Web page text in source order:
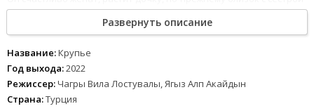
и даже помогает родителям, которых не видел долгие годы.
Развернуть описание
Название:Крупье
Год выхода:2022
Режиссер:Чагры Вила Лостувалы, Ягыз Алп Акайдын
Страна:Турция